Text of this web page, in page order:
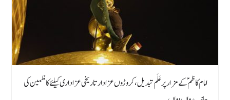
امام کاظمؑ کے مزار پر عَلَم تبدیل، کروڑوں عزادار تاریخی عزاداری کیلئے کاظمین کی